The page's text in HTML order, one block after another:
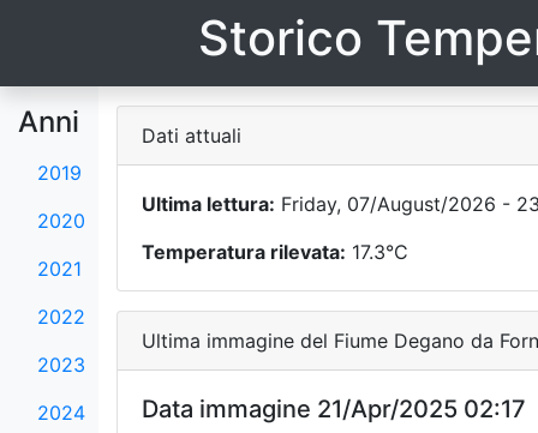
Storico
Anni
2019
2020
2021
2022
2023
2024
Dati attuali
Ultima lettura: Friday, 07/August/2026 -
Temperatura rilevata: 17.3°C
Ultima immagine del Fiume Degano da
Data immagine 21/Apr/2025 02:17